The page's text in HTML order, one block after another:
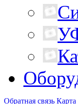
Обратная связь Карта